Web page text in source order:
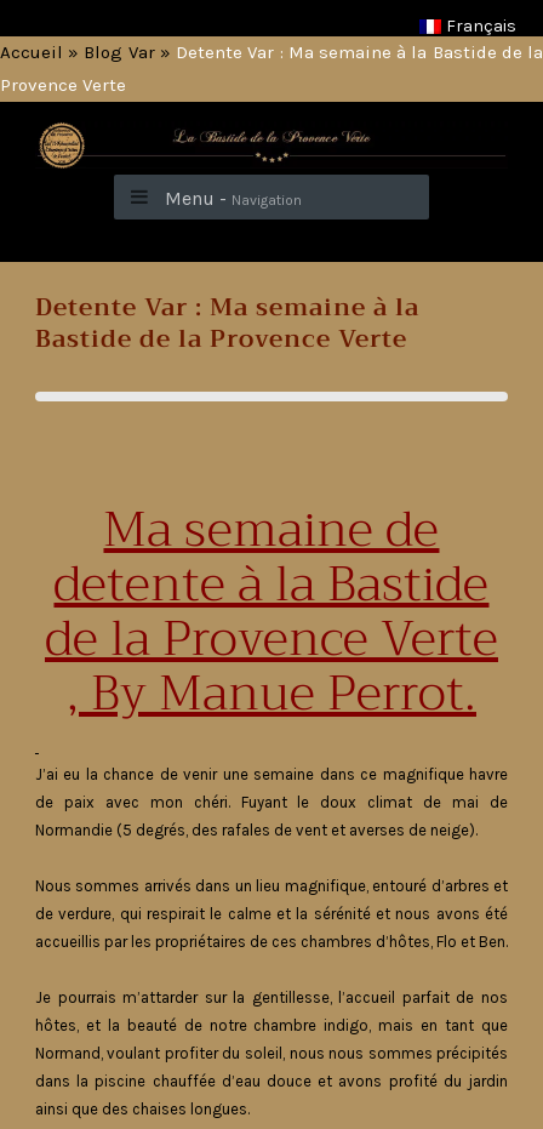
Français
Accueil » Blog Var» Detente Var : Ma semaine à la Bastide de la
Provence Verte
Menu - Navigation
Detente Var : Ma semaine à la
Bastide de la Provence Verte
Ma semaine de
detente à la Bastide
de la Provence Verte
, By Manue Perrot.
J’ai eu la chance de venir une semaine dans ce magnifique havre
de paix avec mon chéri. Fuyant le doux climat de mai de
Normandie (5 degrés, des rafales de vent et averses de neige).
Nous sommes arrivés dans un lieu magnifique, entouré d’arbres et
de verdure, qui respirait le calme et la sérénité et nous avons été
accueillis par les propriétaires de ces chambres d’hôtes, Flo et Ben.
Je pourrais m’attarder sur la gentillesse, l’accueil parfait de nos
hôtes, et la beauté de notre chambre indigo, mais en tant que
Normand, voulant profiter du soleil, nous nous sommes précipités
dans la piscine chauffée d’eau douce et avons profité du jardin
ainsi que des chaises longues.